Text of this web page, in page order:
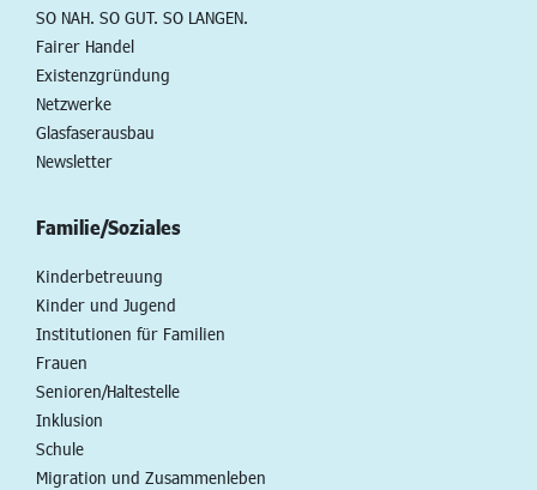
SO NAH. SO GUT. SO LANGEN.
Fairer Handel
Existenzgründung
Netzwerke
Glasfaserausbau
Newsletter
Familie/Soziales
Kinderbetreuung
Kinder und Jugend
Institutionen für Familien
Frauen
Senioren/Haltestelle
Inklusion
Schule
Migration und Zusammenleben